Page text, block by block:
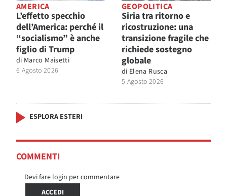
AMERICA
L’effetto specchio
dell’America: perché il
“socialismo” è anche
figlio di Trump
di Marco Maisetti
6 Agosto 2026
GEOPOLITICA
Siria tra ritorno e
ricostruzione: una
transizione fragile che
richiede sostegno
globale
di Elena Rusca
5 Agosto 2026
ESPLORA ESTERI
COMMENTI
Devi fare login per commentare
ACCEDI